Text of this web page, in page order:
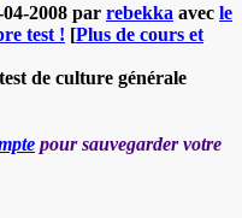
2008 par rebekka avec le
test ! [Plus de cours et
de culture générale
pour sauvegarder votre